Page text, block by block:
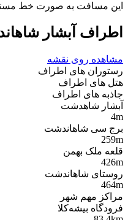
این مسافت به صورت خط
اطراف آبشار
مشاهده روی نقشه
رستوران های اطراف
هتل های اطراف
جاذبه های اطراف
آبشار شاهدشت
4m
برج سی شاهاندشت
259m
قلعه ملک بهمن
426m
روستای شاهاندشت
464m
مراکز مهم شهر
فرودگاه بیشه‌کلا